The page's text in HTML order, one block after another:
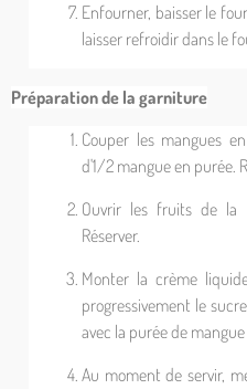
Enfourner, baisser le
laisser refroidir dans le
Préparation de la garniture
Couper les mangues
d'1/2 mangue en purée.
Ouvrir les fruits de la
Réserver.
Monter la crème
progressivement le
avec la purée de
Au moment de servir,